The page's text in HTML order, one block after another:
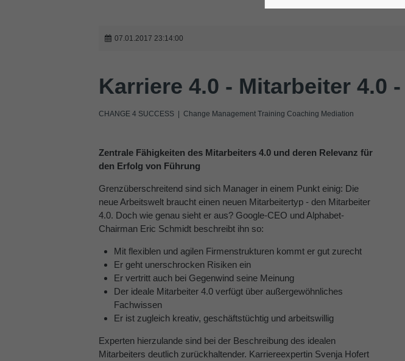
07.01.2017 23:14:00
Karriere 4.0 - Mitarbeiter 4.0
CHANGE 4 SUCCESS | Change Management Training Coaching Mediation
Zentrale Fähigkeiten des Mitarbeiters 4.0 und deren Relevanz für
den Erfolg von Führung
Grenzüberschreitend sind sich Manager in einem Punkt einig: Die
neue Arbeitswelt braucht einen neuen Mitarbeitertyp - den Mitarbeiter
4.0. Doch wie genau sieht er aus? Google-CEO und Alphabet-
Chairman Eric Schmidt beschreibt ihn so:
Mit flexiblen und agilen Firmenstrukturen kommt er gut zurecht
Er geht unerschrocken Risiken ein
Er vertritt auch bei Gegenwind seine Meinung
Der ideale Mitarbeiter 4.0 verfügt über außergewöhnliches
Fachwissen
Er ist zugleich kreativ, geschäftstüchtig und arbeitswillig
Experten hierzulande sind bei der Beschreibung des idealen
Mitarbeiters deutlich zurückhaltender. Karriereexpertin Svenja Hofert